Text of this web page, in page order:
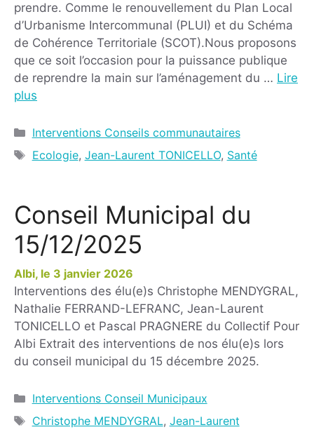
prendre. Comme le renouvellement du Plan Local
d’Urbanisme Intercommunal (PLUI) et du Schéma
de Cohérence Territoriale (SCOT).Nous proposons
que ce soit l’occasion pour la puissance publique
de reprendre la main sur l’aménagement du … Lire
plus
Interventions Conseils communautaires
Ecologie, Jean-Laurent TONICELLO, Santé
Conseil Municipal du
15/12/2025
3 janvier 2026
Interventions des élu(e)s Christophe MENDYGRAL,
Nathalie FERRAND-LEFRANC, Jean-Laurent
TONICELLO et Pascal PRAGNERE du Collectif Pour
Albi Extrait des interventions de nos élu(e)s lors
du conseil municipal du 15 décembre 2025.
Interventions Conseil Municipaux
Christophe MENDYGRAL, Jean-Laurent